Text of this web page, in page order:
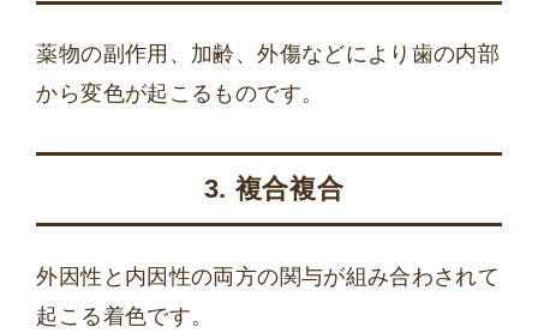
薬物の副作用、加齢、外傷などにより歯の内部
から変色が起こるものです。
3. 複合複合
外因性と内因性の両方の関与が組み合わされて
起こる着色です。